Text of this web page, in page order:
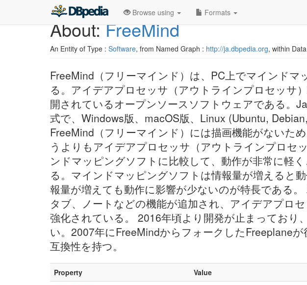
Browse using Formats
About:FreeMind
An Entity of Type : Software, from Named Graph : http://ja.dbpedia.org, within
FreeMind（フリーマインド）は、PC上でマインド
る。アイデアプロセッサ（アウトラインプロセッサ
開されているオープンソースソフトウェアである。
式で、Windows版、macOS版、Linux (Ubuntu,
FreeMind（フリーマインド）には描画機能がないた
うよりもアイデアプロセッサ（アウトラインプロセ
ンドマッピングソフトに比較して、動作が非常に軽
る。マインドマッピングソフトは情報量が増えると
報量が増えても動作に影響が少ないのが特長である
タブ、ノートなどの機能が追加され、アイデアプロ
強化されている。 2016年頃より開発が止まっており
い。2007年にFreeMindからフォークしたFreeplane
互換性を持つ。
Property Value